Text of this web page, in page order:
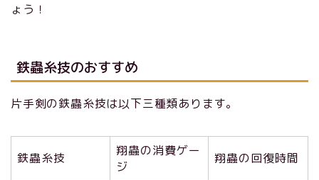
ょう！
鉄蟲糸技のおすすめ
片手剣の鉄蟲糸技は以下三種類あります。
鉄蟲糸技
翔蟲の消費ゲー
ジ
翔蟲の回復時間